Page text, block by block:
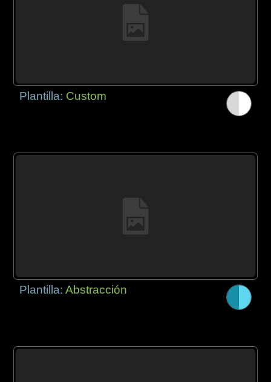
Plantilla: Custom
Plantilla:Abstracción